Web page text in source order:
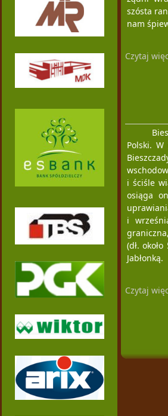
szósta
nam
Czytaj
Polski.
i ściśle
osiąga
i
(dł.
Jabłonką.
Czytaj